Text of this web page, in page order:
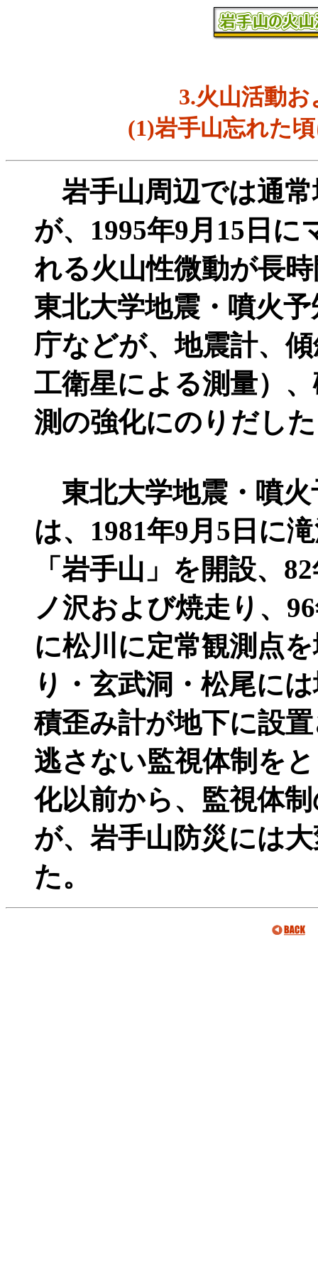
3.火山活動
(1)岩手山忘れた
岩手山周辺では通
が、1995年9月15日
れる火山性微動が長
東北大学地震・噴火
庁などが、地震計、
工衛星による測量）
測の強化にのりだし
東北大学地震・噴火
は、1981年9月5日に
「岩手山」を開設、
ノ沢および焼走り、
に松川に定常観測点
り・玄武洞・松尾に
積歪み計が地下に設
逃さない監視体制を
化以前から、監視体
が、岩手山防災には
た。